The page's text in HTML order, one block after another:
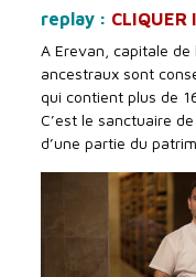
replay : CLIQUER
A Erevan, capitale de
ancestraux sont
qui contient plus de
C’est le sanctuaire
d’une partie du